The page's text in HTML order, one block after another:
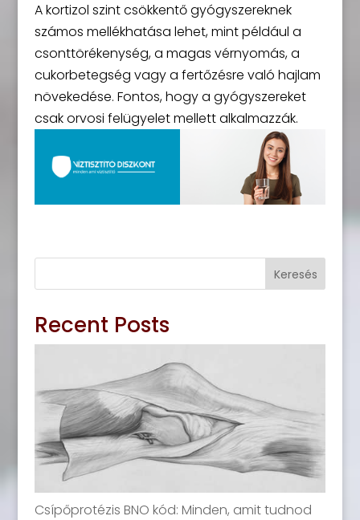
A kortizol szint csökkentő gyógyszereknek
számos mellékhatása lehet, mint például a
csonttörékenység, a magas vérnyomás, a
cukorbetegség vagy a fertőzésre való hajlam
növekedése. Fontos, hogy a gyógyszereket
csak orvosi felügyelet mellett alkalmazzák.
Keresés
Recent Posts
Csípőprotézis BNO kód: Minden, amit tudnod